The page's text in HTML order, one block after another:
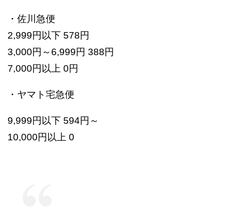
・佐川急便
2,999円以下 578円
3,000円～6,999円 388円
7,000円以上 0円
・ヤマト宅急便
9,999円以下 594円～
10,000円以上 0